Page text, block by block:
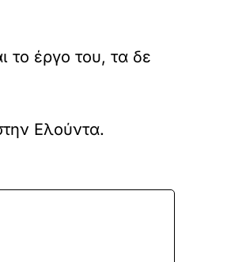
έργο του, τα δε
Ελούντα.